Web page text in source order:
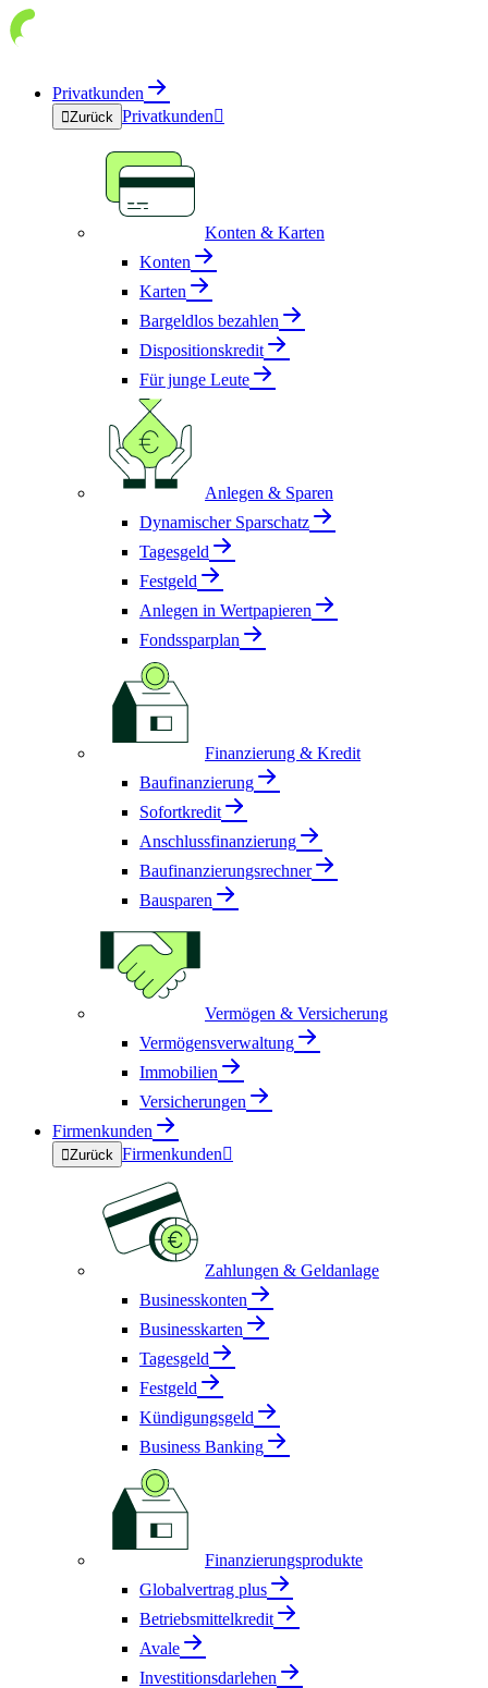
Privatkunden
Zurück Privatkunden
Konten & Karten
Konten
Karten
Bargeldlos bezahlen
Dispositionskredit
Für junge Leute
Anlegen & Sparen
Dynamischer Sparschatz
Tagesgeld
Festgeld
Anlegen in Wertpapieren
Fondssparplan
Finanzierung & Kredit
Baufinanzierung
Sofortkredit
Anschlussfinanzierung
Baufinanzierungsrechner
Bausparen
Vermögen & Versicherung
Vermögensverwaltung
Immobilien
Versicherungen
Firmenkunden
Zurück Firmenkunden
Zahlungen & Geldanlage
Businesskonten
Businesskarten
Tagesgeld
Festgeld
Kündigungsgeld
Business Banking
Finanzierungsprodukte
Globalvertrag plus
Betriebsmittelkredit
Avale
Investitionsdarlehen